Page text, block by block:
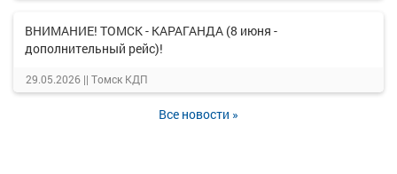
ВНИМАНИЕ! ТОМСК - КАРАГАНДА (8 июня -
дополнительный рейс)!
29.05.2026 || Томск КДП
Все новости »